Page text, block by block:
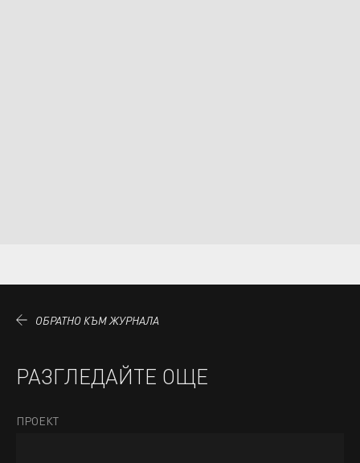
ОБРАТНО КЪМ ЖУРНАЛА
РАЗГЛЕДАЙТЕ ОЩЕ
ПРОЕКТ